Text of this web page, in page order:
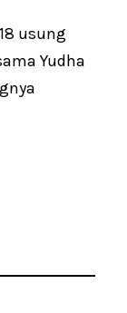
usung
Yudha